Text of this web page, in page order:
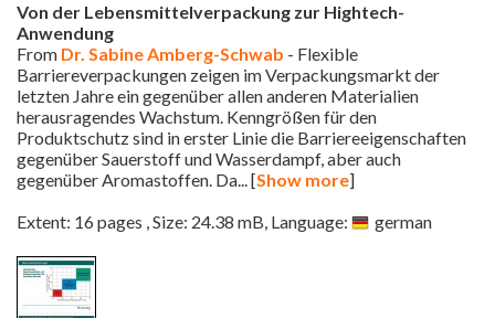
Von der Lebensmittelverpackung zur Hightech-
Anwendung
From Dr. Sabine Amberg-Schwab - Flexible
Barriereverpackungen zeigen im Verpackungsmarkt der
letzten Jahre ein gegenüber allen anderen Materialien
herausragendes Wachstum. Kenngrößen für den
Produktschutz sind in erster Linie die Barriereeigenschaften
gegenüber Sauerstoff und Wasserdampf, aber auch
gegenüber Aromastoffen. Da... [Show more]
Extent: 16 pages , Size: 24.38 mB, Language:
german